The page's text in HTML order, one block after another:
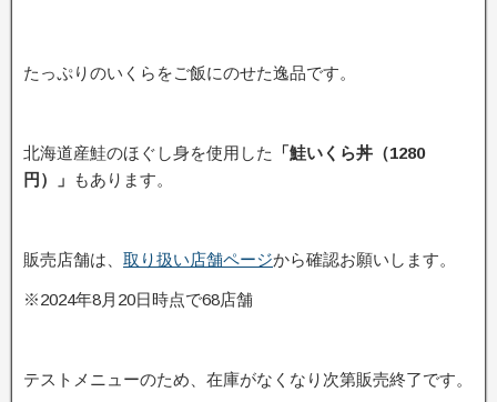
たっぷりのいくらをご飯にのせた逸品です。
北海道産鮭のほぐし身を使用した
「鮭いくら丼（1280
円）」
もあります。
販売店舗は、 取り扱い店舗ページから確認お願いします。
※2024年8月20日時点で68店舗
テストメニューのため、在庫がなくなり次第販売終了です。